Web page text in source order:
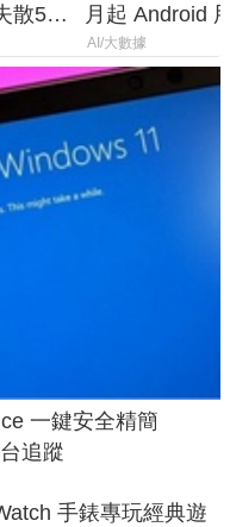
散50
月起 Android
AI/大數據
一鍵安全精簡
追蹤
手錶專玩經典遊